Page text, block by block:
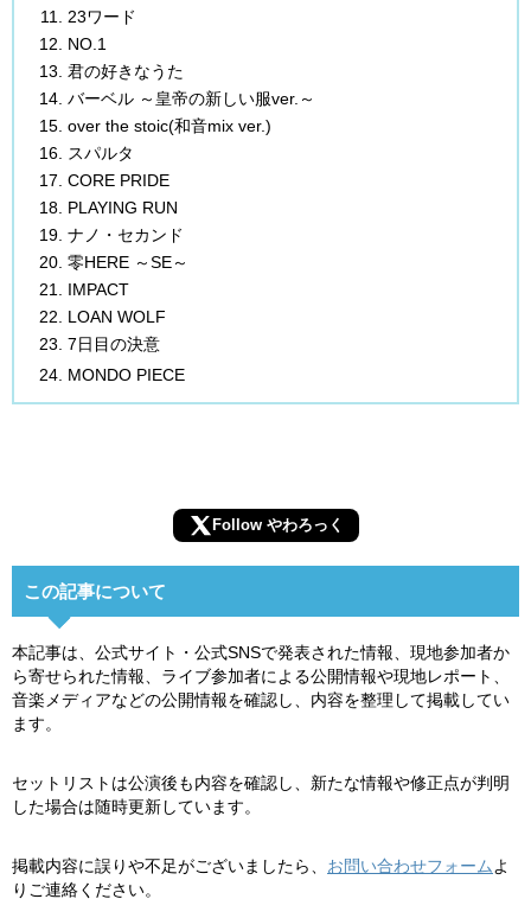
23ワード
NO.1
君の好きなうた
バーベル ～皇帝の新しい服ver.～
over the stoic(和音mix ver.)
スパルタ
CORE PRIDE
PLAYING RUN
ナノ・セカンド
零HERE ～SE～
IMPACT
LOAN WOLF
7日目の決意
MONDO PIECE
Follow やわろっく
この記事について
本記事は、公式サイト・公式SNSで発表された情報、現地参加者か
ら寄せられた情報、ライブ参加者による公開情報や現地レポート、
音楽メディアなどの公開情報を確認し、内容を整理して掲載してい
ます。
セットリストは公演後も内容を確認し、新たな情報や修正点が判明
した場合は随時更新しています。
掲載内容に誤りや不足がございましたら、 お問い合わせフォーム よ
りご連絡ください。